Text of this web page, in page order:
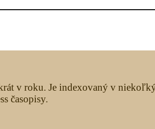
v roku. Je indexovaný v
časopisy.